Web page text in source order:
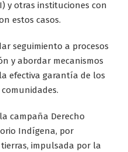
y otras instituciones con
estos casos.
seguimiento a procesos
y abordar mecanismos
efectiva garantía de los
campaña Derecho
Indígena, por
impulsada por la